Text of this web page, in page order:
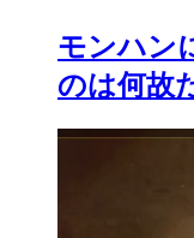
モンハン
のは何故